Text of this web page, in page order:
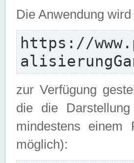
Die Anwendung
https://
zur Verfügung
die die
mindestens
möglich):